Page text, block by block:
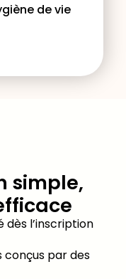
de vie
simple,
dès l’inscription
conçus par des